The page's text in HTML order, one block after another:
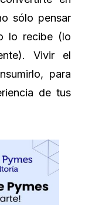
sólo pensar
lo recibe (lo
Vivir el
para
de tus